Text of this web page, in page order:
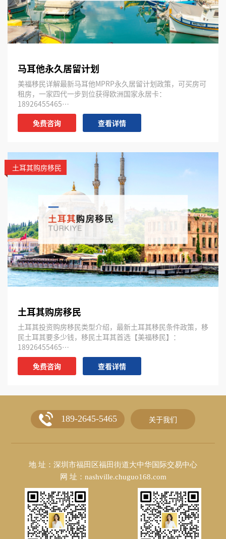
马耳他永久居留计划
美福移民详解最新马耳他MPRP永久居留计划政策，可买房可
租房，一家四代一步到位获得欧洲国家永居卡：
18926455465…
免费咨询
查看详情
土耳其购房移民
土耳其购房移民
土耳其投资购房移民类型介绍，最新土耳其移民条件政策，移
民土耳其要多少钱，移民土耳其首选【美福移民】：
18926455465…
免费咨询
查看详情
189-2645-5465 关于我们
地 址：深圳市福田区福田街道大中华国际交易中心
网 址：nashville.chuguo168.com